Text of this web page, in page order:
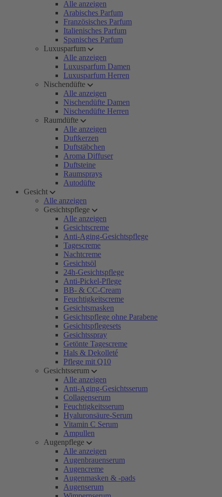
Alle anzeigen
Arabisches Parfum
Französisches Parfum
Italienisches Parfum
Spanisches Parfum
Luxusparfum
Alle anzeigen
Luxusparfum Damen
Luxusparfum Herren
Nischendüfte
Alle anzeigen
Nischendüfte Damen
Nischendüfte Herren
Raumdüfte
Alle anzeigen
Duftkerzen
Duftstäbchen
Aroma Diffuser
Duftsteine
Raumsprays
Autodüfte
Gesicht
Alle anzeigen
Gesichtspflege
Alle anzeigen
Gesichtscreme
Anti-Aging-Gesichtspflege
Tagescreme
Nachtcreme
Gesichtsöl
24h-Gesichtspflege
Anti-Pickel-Pflege
BB- & CC-Cream
Feuchtigkeitscreme
Gesichtsmasken
Gesichtspflege ohne Parabene
Gesichtspflegesets
Gesichtsspray
Getönte Tagescreme
Hals & Dekolleté
Pflege mit Q10
Gesichtsserum
Alle anzeigen
Anti-Aging-Gesichtsserum
Collagenserum
Feuchtigkeitsserum
Hyaluronsäure-Serum
Vitamin C Serum
Ampullen
Augenpflege
Alle anzeigen
Augenbrauenserum
Augencreme
Augenmasken & -pads
Augenserum